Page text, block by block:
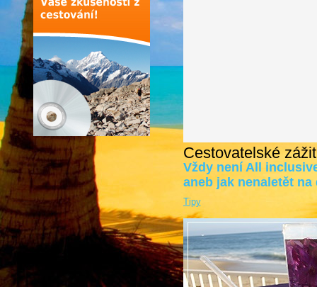
Cestovatelské
Vždy není All
aneb jak nenaletět na
Tipy